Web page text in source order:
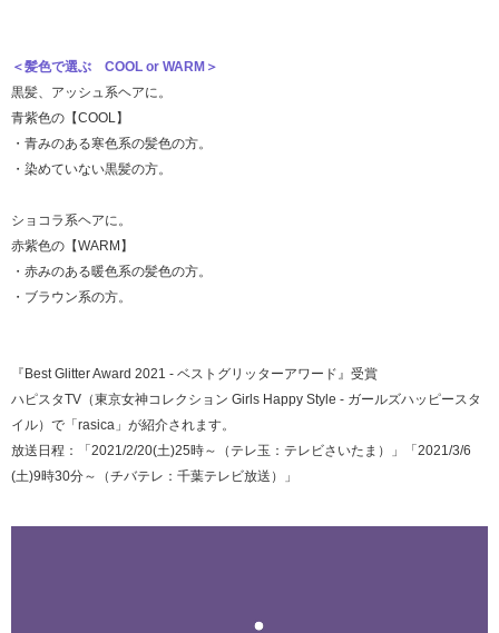
＜髪色で選ぶ COOL or WARM＞
黒髪、アッシュ系ヘアに。
青紫色の 【COOL】
・青みのある寒色系の髪色の方。
・染めていない黒髪の方。
ショコラ系ヘアに。
赤紫色の 【WARM】
・赤みのある暖色系の髪色の方。
・ブラウン系の方。
『Best Glitter Award 2021 - ベストグリッターアワード』受賞
ハピスタTV（東京女神コレクション Girls Happy Style - ガールズハッピースタ
イル）で「rasica」が紹介されます。
放送日程：「2021/2/20(土)25時～（テレ玉：テレビさいたま）」「2021/3/6
(土)9時30分～（チバテレ：千葉テレビ放送）」